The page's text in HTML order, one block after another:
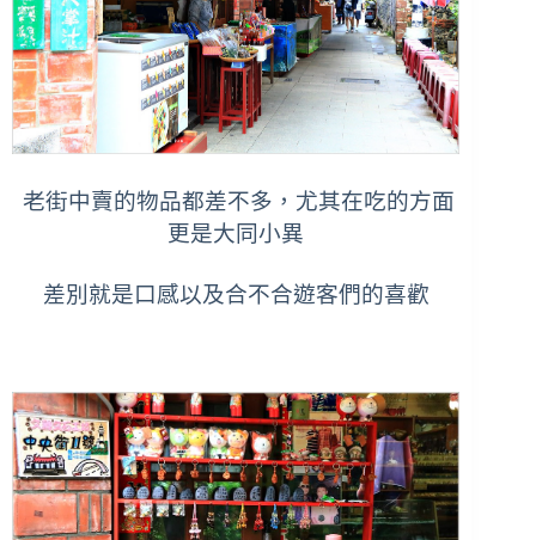
老街中賣的物品都差不多，尤其在吃的方面
更是大同小異
差別就是口感以及合不合遊客們的喜歡